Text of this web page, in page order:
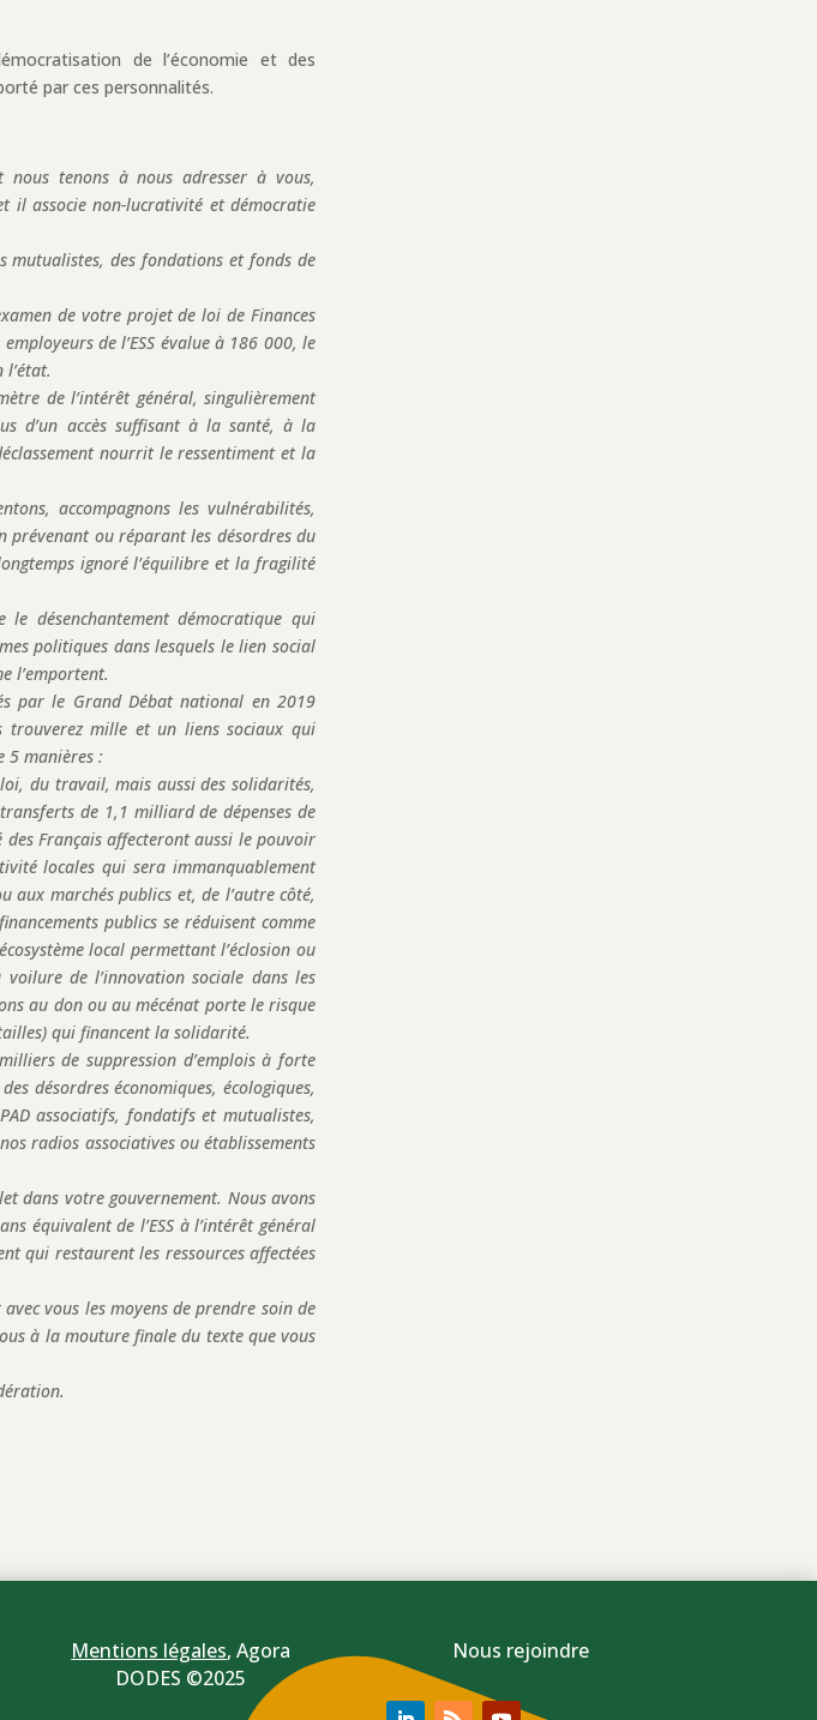
de l’économie et des
par ces personnalités.
nous tenons à nous adresser à vous,
il associe non-lucrativité et démocratie
mutualistes, des fondations et fonds de
de votre projet de loi de Finances
de l’ESS évalue à 186 000, le
de l’intérêt général, singulièrement
d’un accès suffisant à la santé, à la
nourrit le ressentiment et la
accompagnons les vulnérabilités,
prévenant ou réparant les désordres du
ignoré l’équilibre et la fragilité
désenchantement démocratique qui
politiques dans lesquels le lien social
l’emportent.
par le Grand Débat national en 2019
trouverez mille et un liens sociaux qui
5 manières :
du travail, mais aussi des solidarités,
de 1,1 milliard de dépenses de
Français affecteront aussi le pouvoir
locales qui sera immanquablement
aux marchés publics et, de l’autre côté,
publics se réduisent comme
local permettant l’éclosion ou
voilure de l’innovation sociale dans les
au don ou au mécénat porte le risque
qui financent la solidarité.
de suppression d’emplois à forte
désordres économiques, écologiques,
associatifs, fondatifs et mutualistes,
radios associatives ou établissements
dans votre gouvernement. Nous avons
équivalent de l’ESS à l’intérêt général
qui restaurent les ressources affectées
vous les moyens de prendre soin de
à la mouture finale du texte que vous
Mentions légales, Agora
DODES ©2025
Nous rejoindre